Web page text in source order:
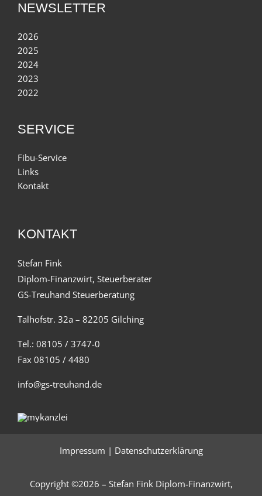
NEWSLETTER
2026
2025
2024
2023
2022
SERVICE
Fibu-Service
Links
Kontakt
KONTAKT
Stefan Fink
Diplom-Finanzwirt, Steuerberater
GS-Treuhand Steuerberatung
Talhofstr. 32a – 82205 Gilching
Tel.: 08105 / 3747-0
Fax 08105 / 4480
info@gs-treuhand.de
Impressum | Datenschutzerklärung
Copyright ©2026 – Stefan Fink Diplom-Finanzwirt,